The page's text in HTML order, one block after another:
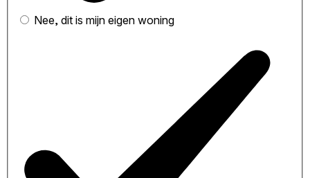
Nee, dit is mijn eigen woning